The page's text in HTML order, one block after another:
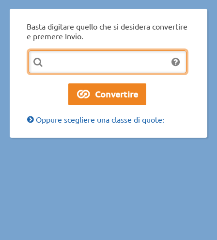
Basta digitare quello che si desidera convertire
e premere Invio.
Oppure scegliere una classe di quote: